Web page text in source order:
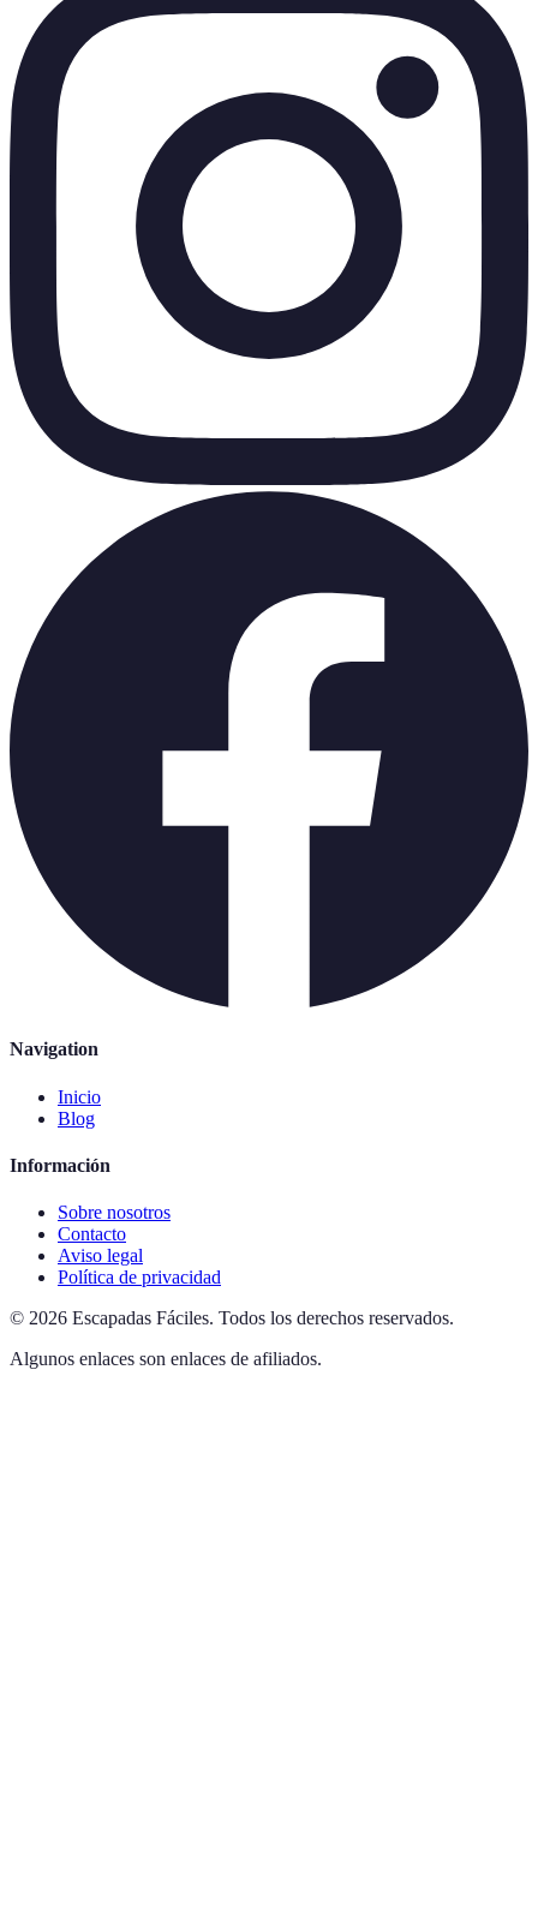
Navigation
Inicio
Blog
Información
Sobre nosotros
Contacto
Aviso legal
Política de privacidad
© 2026 Escapadas Fáciles. Todos los derechos reservados.
Algunos enlaces son enlaces de afiliados.